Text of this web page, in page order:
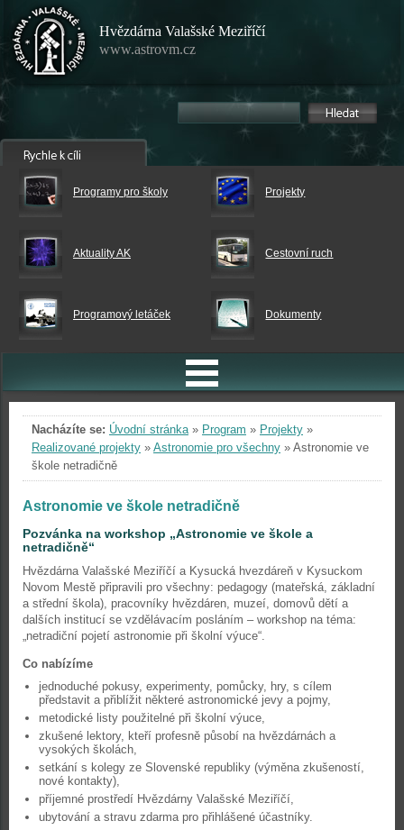
Hvězdárna Valašské Meziříčí
www.astrovm.cz
Programy pro školy Projekty
Aktuality AK Cestovní ruch
Programový letáček Dokumenty
Nacházíte se: Úvodní stránka» Program » Projekty »
Realizované projekty » Astronomie pro všechny » Astronomie ve
škole netradičně
Astronomie ve škole netradičně
Pozvánka na workshop „Astronomie ve škole a
netradičně“
Hvězdárna Valašské Meziříčí a Kysucká hvezdáreň v Kysuckom
Novom Mestě připravili pro všechny: pedagogy (mateřská, základní
a střední škola), pracovníky hvězdáren, muzeí, domovů dětí a
dalších institucí se vzdělávacím posláním – workshop na téma:
„netradiční pojetí astronomie při školní výuce“.
Co nabízíme
jednoduché pokusy, experimenty, pomůcky, hry, s cílem
představit a přiblížit některé astronomické jevy a pojmy,
metodické listy použitelné při školní výuce,
zkušené lektory, kteří profesně působí na hvězdárnách a
vysokých školách,
setkání s kolegy ze Slovenské republiky (výměna zkušeností,
nové kontakty),
příjemné prostředí Hvězdárny Valašské Meziříčí,
ubytování a stravu zdarma pro přihlášené účastníky.